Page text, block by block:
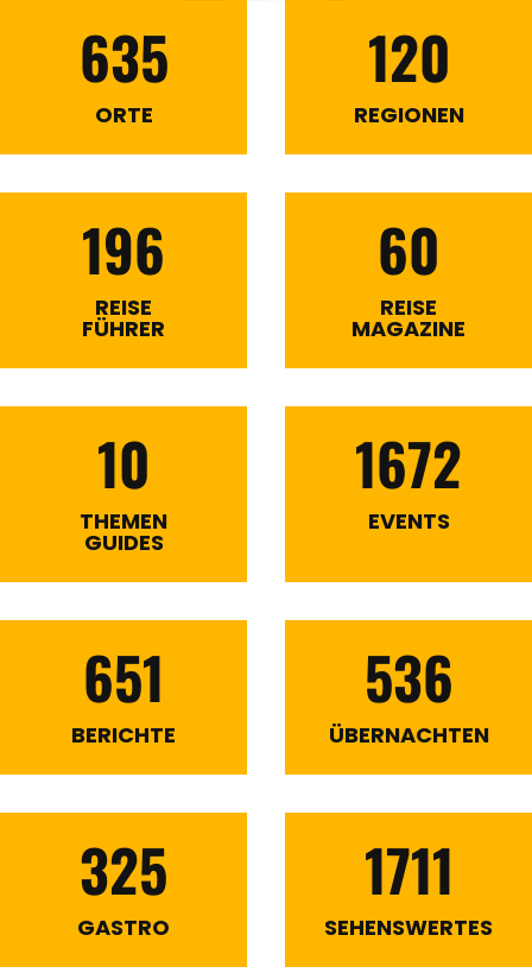
635
ORTE
120
REGIONEN
196
REISE
FÜHRER
60
REISE
MAGAZINE
10
THEMEN
GUIDES
1672
EVENTS
651
BERICHTE
536
ÜBERNACHTEN
325
GASTRO
1711
SEHENSWERTES